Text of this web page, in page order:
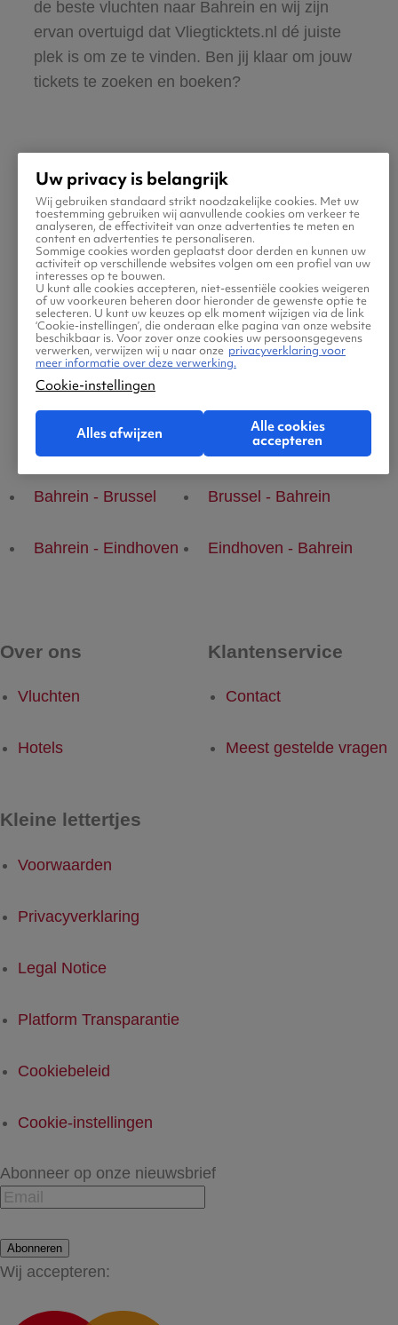
de beste vluchten naar Bahrein en wij zijn
ervan overtuigd dat Vliegticktets.nl dé juiste
plek is om ze te vinden. Ben jij klaar om jouw
tickets te zoeken en boeken?
Praktische informatie voor
je vlucht naar Bahrein
Populaire vluchten
Bahrein - Brussel Brussel - Bahrein
Bahrein - Eindhoven Eindhoven - Bahrein
Over ons
Vluchten
Hotels
Klantenservice
Contact
Meest gestelde vragen
Kleine lettertjes
Voorwaarden
Privacyverklaring
Legal Notice
Platform Transparantie
Cookiebeleid
Cookie-instellingen
Abonneer op onze nieuwsbrief
Abonneren
Wij accepteren:
Uw privacy is belangrijk
Wij gebruiken standaard strikt noodzakelijke cookies. Met uw
toestemming gebruiken wij aanvullende cookies om verkeer te
analyseren, de effectiviteit van onze advertenties te meten en
content en advertenties te personaliseren.
Sommige cookies worden geplaatst door derden en kunnen uw
activiteit op verschillende websites volgen om een profiel van uw
interesses op te bouwen.
U kunt alle cookies accepteren, niet-essentiële cookies weigeren
of uw voorkeuren beheren door hieronder de gewenste optie te
selecteren. U kunt uw keuzes op elk moment wijzigen via de link
‘Cookie-instellingen’, die onderaan elke pagina van onze website
beschikbaar is. Voor zover onze cookies uw persoonsgegevens
verwerken, verwijzen wij u naar onze privacyverklaring voor
meer informatie over deze verwerking.
Cookie-instellingen
Alles afwijzen
Alle cookies
accepteren